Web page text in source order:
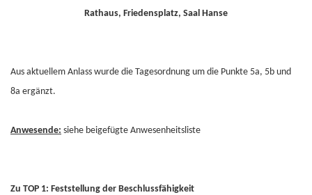
Rathaus, Friedensplatz, Saal Hanse
Aus aktuellem Anlass wurde die Tagesordnung um die Punkte 5a, 5b und
8a ergänzt.
Anwesende: siehe beigefügte Anwesenheitsliste
Zu TOP 1: Feststellung der Beschlussfähigkeit